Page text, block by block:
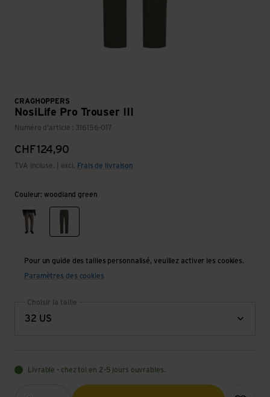
CRAGHOPPERS
NosiLife Pro Trouser III
Numéro d'article : 316156-017
CHF124,90
TVA incluse. | excl. Frais de livraison
Couleur: woodland green
pebble
Pour un guide des tailles personnalisé, veuillez activer les cookies.
Paramètres des cookies
32 US
Choisir la taille
Livrable - chez toi en 2-5 jours ouvrables.
Quantité (optionnel)